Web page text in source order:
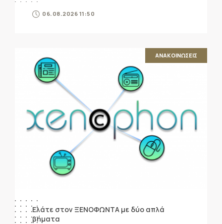
06.08.2026 11:50
ΑΝΑΚΟΙΝΩΣΕΙΣ
Ελάτε στον ΞΕΝΟΦΩΝΤΑ με δύο απλά
βήματα